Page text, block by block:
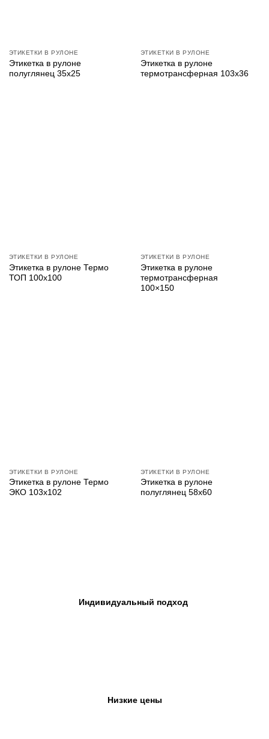
ЭТИКЕТКИ В РУЛОНЕ
Этикетка в рулоне
полуглянец 35х25
ЭТИКЕТКИ В РУЛОНЕ
Этикетка в рулоне
термотрансферная 103х36
ЭТИКЕТКИ В РУЛОНЕ
Этикетка в рулоне Термо
ТОП 100х100
ЭТИКЕТКИ В РУЛОНЕ
Этикетка в рулоне
термотрансферная
100×150
ЭТИКЕТКИ В РУЛОНЕ
Этикетка в рулоне Термо
ЭКО 103х102
ЭТИКЕТКИ В РУЛОНЕ
Этикетка в рулоне
полуглянец 58х60
Индивидуальный подход
Низкие цены